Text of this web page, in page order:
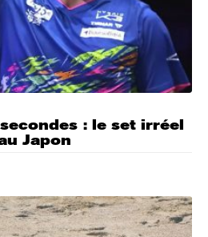
: le set irréel
Japon